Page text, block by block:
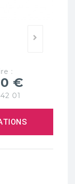
:
€
01